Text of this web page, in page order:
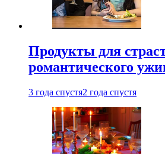
Продукты для
романтического
3 года спустя2 года спустя